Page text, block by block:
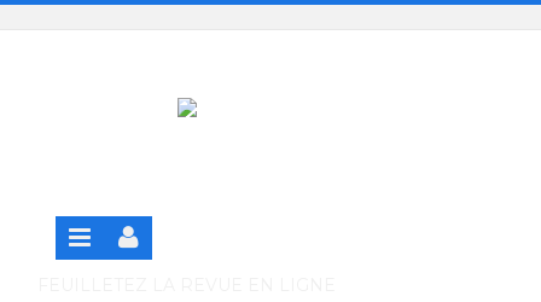
Panneau de gestion des cookies
SE CONNECTER
S'INSCRIRE GRATUITEMENT À LA VERSION EN